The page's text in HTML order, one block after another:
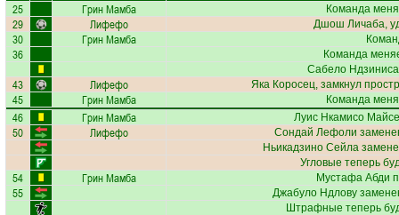
25 Грин Мамба Команда
29 Лифефо Дшош Личаба,
30 Грин Мамба
36
Команда
Сабело Ндзиниса
43 Лифефо Яка Коросец, замкнул
45 Грин Мамба Команда
46 Грин Мамба Луис Нкамисо
50 Лифефо Сондай Лефоли
Ньикадзино Сейла
Угловые теперь
54 Грин Мамба Мустафа Абди
55 Джабуло Ндлову
Штрафные теперь